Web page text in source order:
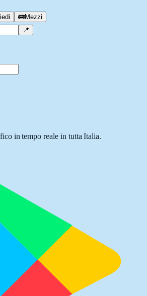
🚌Mezzi
📍
in tempo reale in tutta Italia.